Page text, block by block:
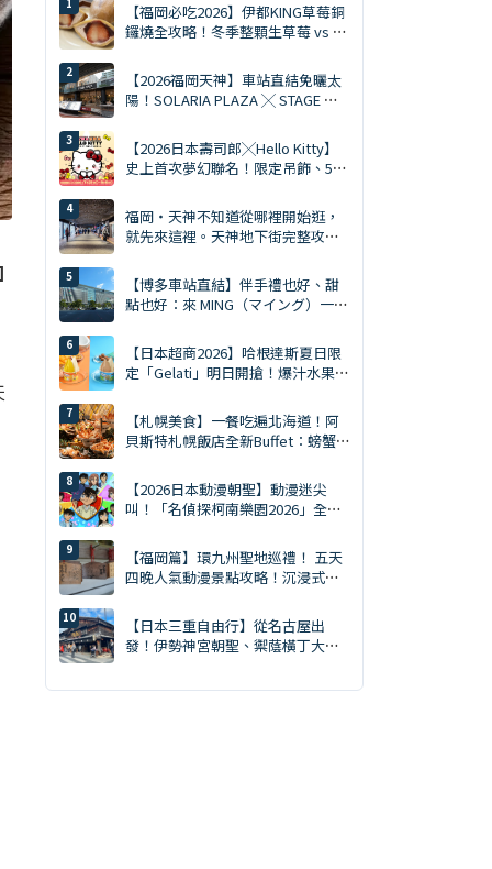
【福岡必吃2026】伊都KING草莓銅
鑼燒全攻略！冬季整顆生草莓 vs 夏
【2026福岡天神】車站直結免曬太
陽！SOLARIA PLAZA ╳ STAGE 必
【2026日本壽司郎╳Hello Kitty】
史上首次夢幻聯名！限定吊飾、5%
福岡・天神不知道從哪裡開始逛，
就先來這裡。天神地下街完整攻略
【博多車站直結】伴手禮也好、甜
點也好：來 MING（マイング）一次
（2026年版）
【日本超商2026】哈根達斯夏日限
定「Gelati」明日開搶！爆汁水果、
【札幌美食】一餐吃遍北海道！阿
貝斯特札幌飯店全新Buffet：螃蟹
湯咖哩
【2026日本動漫朝聖】動漫迷尖
叫！「名偵探柯南樂園2026」全日
色拍照會、交通預約懶人包
【福岡篇】環九州聖地巡禮！ 五天
四晚人氣動漫景點攻略！沉浸式打
【日本三重自由行】從名古屋出
發！伊勢神宮朝聖、禦蔭橫丁大啖